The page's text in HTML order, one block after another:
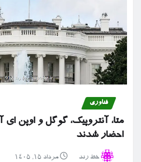
فناوری
متا، آنتروپیک، گوگل و اوپن
احضار شدند
خط رند مرداد ۱۵, ۱۴۰۵